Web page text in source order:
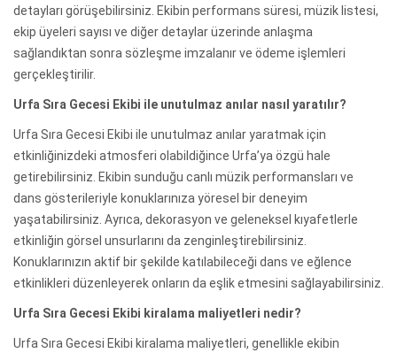
detayları görüşebilirsiniz. Ekibin performans süresi, müzik listesi,
ekip üyeleri sayısı ve diğer detaylar üzerinde anlaşma
sağlandıktan sonra sözleşme imzalanır ve ödeme işlemleri
gerçekleştirilir.
Urfa Sıra Gecesi Ekibi ile unutulmaz anılar nasıl yaratılır?
Urfa Sıra Gecesi Ekibi ile unutulmaz anılar yaratmak için
etkinliğinizdeki atmosferi olabildiğince Urfa’ya özgü hale
getirebilirsiniz. Ekibin sunduğu canlı müzik performansları ve
dans gösterileriyle konuklarınıza yöresel bir deneyim
yaşatabilirsiniz. Ayrıca, dekorasyon ve geleneksel kıyafetlerle
etkinliğin görsel unsurlarını da zenginleştirebilirsiniz.
Konuklarınızın aktif bir şekilde katılabileceği dans ve eğlence
etkinlikleri düzenleyerek onların da eşlik etmesini sağlayabilirsiniz.
Urfa Sıra Gecesi Ekibi kiralama maliyetleri nedir?
Urfa Sıra Gecesi Ekibi kiralama maliyetleri, genellikle ekibin